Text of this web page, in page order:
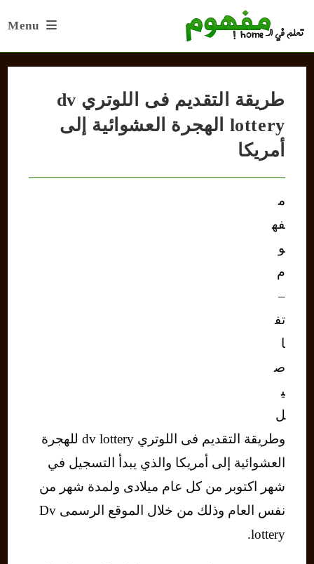
Menu
طريقة التقديم فى اللوتري dv
lottery الهجرة العشوائية إلى
أمريكا
م
فه
و
م
–
تف
ا
ص
ي
ل
وطريقة التقديم فى اللوتري dv lottery للهجرة
العشوائية إلى أمريكا والذي يبدأ التسجيل في
شهر اكتوبر من كل عام ميلادى ولمدة شهر من
نفس العام وذلك من خلال الموقع الرسمى Dv
lottery.